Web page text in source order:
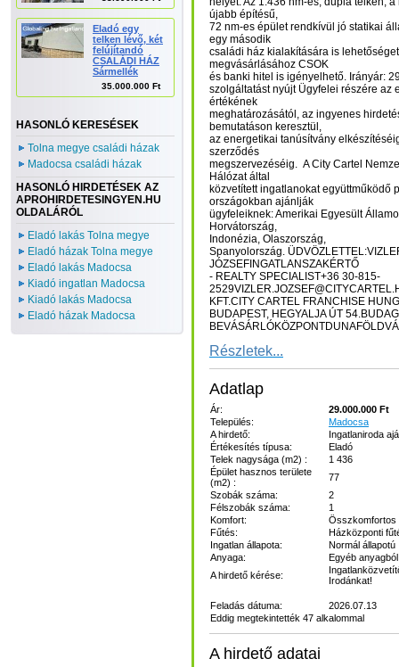
Eladó egy
telken lévő, két
felújítandó
CSALÁDI HÁZ
Sármellék
35.000.000 Ft
HASONLÓ KERESÉSEK
Tolna megye családi házak
Madocsa családi házak
HASONLÓ HIRDETÉSEK AZ
APROHIRDETESINGYEN.HU
OLDALÁRÓL
Eladó lakás Tolna megye
Eladó házak Tolna megye
Eladó lakás Madocsa
Kiadó ingatlan Madocsa
Kiadó lakás Madocsa
Eladó házak Madocsa
újabb építésű,
72 nm-es épület rendkívül jó statikai
egy második
családi ház kialakítására is
megvásárlásához CSOK
és banki hitel is igényelhető. Irányár:
szolgáltatást nyújt Ügyfelei részére az
értékének
meghatározásától, az ingyenes
bemutatáson keresztül,
az energetikai tanúsítvány
szerződés
megszervezéséig. A City Cartel
Hálózat által
közvetített ingatlanokat együttműködő
országokban ajánlják
ügyfeleiknek: Amerikai Egyesült
Horvátország,
Indonézia, Olaszország,
Spanyolország.
JÓZSEFINGATLANSZAKÉRTŐ
- REALTY SPECIALIST+36 30-815-
KFT.CITY CARTEL FRANCHISE
BUDAPEST, HEGYALJA ÚT
Részletek...
Adatlap
Ár:
29.000.000 Ft
Település:
Madocsa
A hirdető:
Ingatlaniroda
Értékesítés típusa:
Eladó
Telek nagysága (m2) :
1 436
Épület hasznos területe
(m2) :
77
Szobák száma:
2
Félszobák száma:
1
Komfort:
Összkomfortos
Fűtés:
Házközponti
Ingatlan állapota:
Normál állapotú
Anyaga:
Egyéb
A hirdető kérése:
Irodánkat!
Feladás dátuma:
2026.07.13
Eddig megtekintették 47 alkalommal
A hirdető adatai